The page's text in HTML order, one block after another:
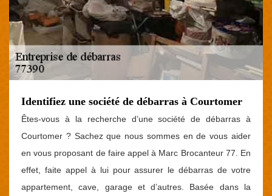
Identifiez une société de débarras à Courtomer
Êtes-vous à la recherche d’une société de débarras à
Courtomer ? Sachez que nous sommes en de vous aider
en vous proposant de faire appel à Marc Brocanteur 77. En
effet, faite appel à lui pour assurer le débarras de votre
appartement, cave, garage et d’autres. Basée dans la